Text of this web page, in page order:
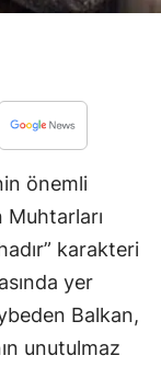
Çorum
Diyarbakır
Edirne
Erzincan
önemli
Muhtarları
karakteri
yer
Balkan,
unutulmaz